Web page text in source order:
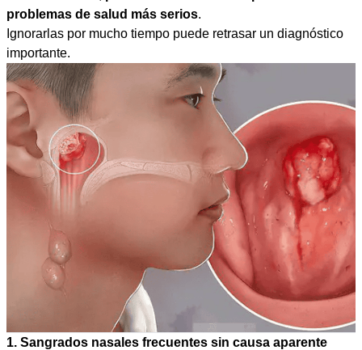
problemas de salud más serios.
Ignorarlas por mucho tiempo puede retrasar un diagnóstico
importante.
1. Sangrados nasales frecuentes sin causa aparente